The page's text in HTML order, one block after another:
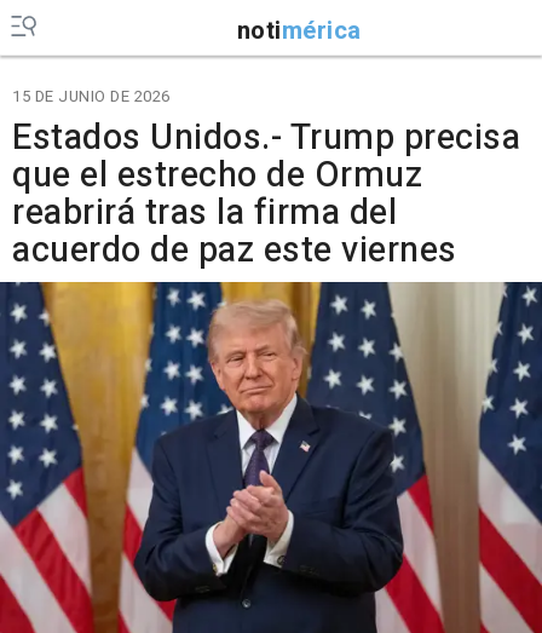
notimérica
15 DE JUNIO DE 2026
Estados Unidos.- Trump precisa
que el estrecho de Ormuz
reabrirá tras la firma del
acuerdo de paz este viernes